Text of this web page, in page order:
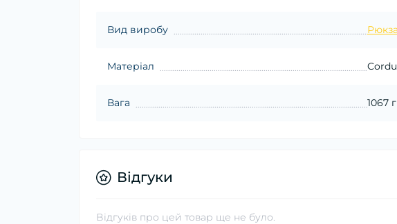
Вид виробу
Матеріал
Вага 1067 г
Відгуки
Відгуків про цей товар ще не було.